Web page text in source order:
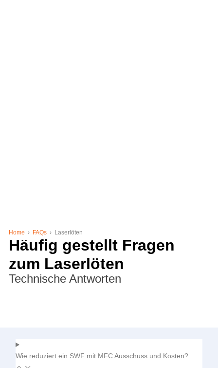
Home › FAQs› Laserlöten
Häufig gestellt Fragen
zum Laserlöten
Technische Antworten
Wie reduziert ein SWF mit MFC Ausschuss und Kosten?